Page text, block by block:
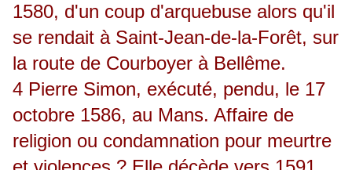
1580, d'un coup d'arquebuse alors qu'il
se rendait à Saint-Jean-de-la-Forêt, sur
la route de Courboyer à Bellême.
4 Pierre Simon, exécuté, pendu, le 17
octobre 1586, au Mans. Affaire de
religion ou condamnation pour meurtre